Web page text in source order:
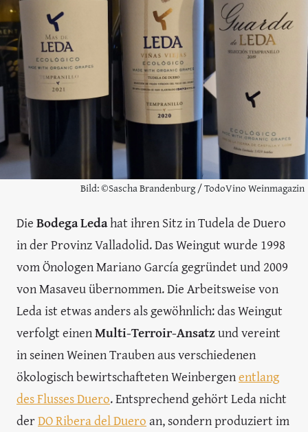
Bild: ©Sascha Brandenburg / TodoVino Weinmagazin
DieBodega Ledahat ihren Sitz in Tudela de Duero
in der Provinz Valladolid. Das Weingut wurde 1998
vom Önologen Mariano García gegründet und 2009
von Masaveu übernommen. Die Arbeitsweise von
Leda ist etwas anders als gewöhnlich: das Weingut
verfolgt einenMulti-Terroir-Ansatzund vereint
in seinen Weinen Trauben aus verschiedenen
ökologisch bewirtschafteten Weinbergenentlang
des Flusses Duero. Entsprechend gehört Leda nicht
derDO Ribera del Dueroan, sondern produziert im